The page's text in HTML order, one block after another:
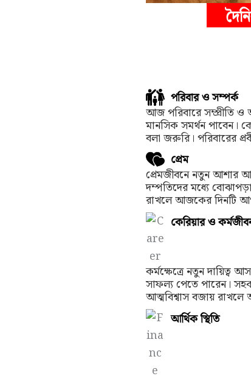
পরিবার ও সম্পর্ক
আজ পরিবারে সম্প্রীতি
মানসিক সমর্থন পাবেন।
বলা জরুরি। পরিবারের
প্রেম
প্রেমজীবনে নতুন আশার
দম্পতিদের মধ্যে
রাখলে আজকের দিনটি
কেরিয়ার ও
কর্মক্ষেত্রে নতুন দায়িত্ব
সাফল্য পেতে পারেন।
আত্মবিশ্বাস বজায়
আর্থিক স্থিতি